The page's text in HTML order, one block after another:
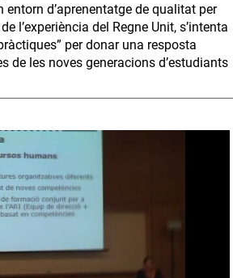
entorn d’aprenentatge de qualitat per
l’experiència del Regne Unit, s’intenta
per donar una resposta
de les noves generacions d’estudiants